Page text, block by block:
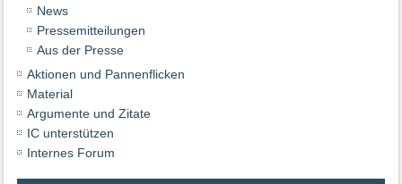
News
Pressemitteilungen
Aus der Presse
Aktionen und Pannenflicken
Material
Argumente und Zitate
IC unterstützen
Internes Forum